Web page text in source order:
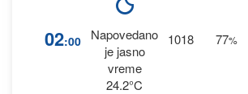
02:00
Napovedano
je jasno
vreme
24.2°C
1018 77%